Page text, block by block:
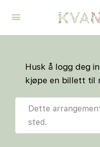
Husk å logg deg
kjøpe en billett til
Dette
sted.